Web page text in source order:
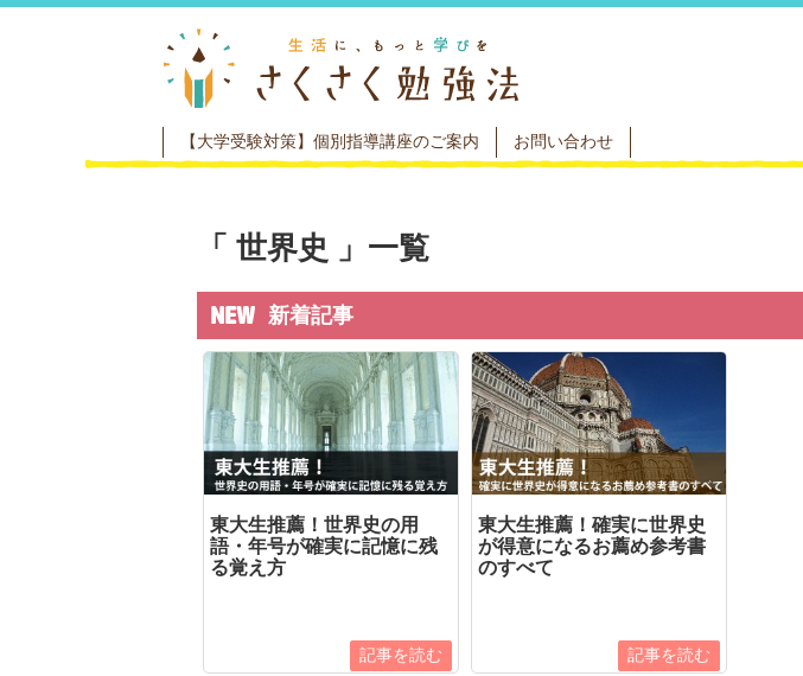
【大学受験対策】個別指導講座のご案内 お問い合わせ
世界史 一覧
新着記事
東大生推薦！世界史の用
語・年号が確実に記憶に残
る覚え方
記事を読む
東大生推薦！確実に世界史
が得意になるお薦め参考書
のすべて
記事を読む